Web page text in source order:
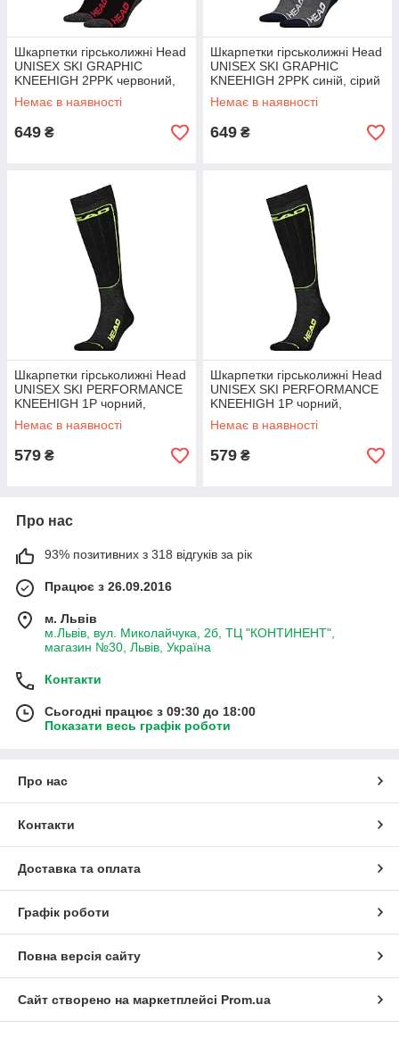
Шкарпетки гірськолижні Head
UNISEX SKI GRAPHIC
KNEEHIGH 2PPK червоний,
сірий Уні 35-38
Немає в наявності
649 ₴
Шкарпетки гірськолижні Head
UNISEX SKI GRAPHIC
KNEEHIGH 2PPK синій, сірий
Уні 35-38
Немає в наявності
649 ₴
Шкарпетки гірськолижні Head
UNISEX SKI PERFORMANCE
KNEEHIGH 1P чорний,
жовтий Уні 43-46
Немає в наявності
579 ₴
Шкарпетки гірськолижні Head
UNISEX SKI PERFORMANCE
KNEEHIGH 1P чорний,
жовтий Уні 39-42
Немає в наявності
579 ₴
Про нас
93% позитивних з 318 відгуків за рік
Працює з 26.09.2016
м. Львів
м.Львів, вул. Миколайчука, 2б, ТЦ "КОНТИНЕНТ",
магазин №30, Львів, Україна
Контакти
Сьогодні працює з 09:30 до 18:00
Показати весь графік роботи
Про нас
Контакти
Доставка та оплата
Графік роботи
Повна версія сайту
Сайт створено на маркетплейсі Prom.ua